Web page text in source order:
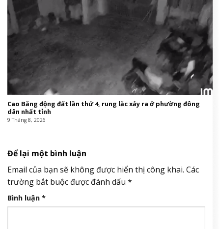
Cao Bằng động đất lần thứ 4, rung lắc xảy ra ở phường đông
dân nhất tỉnh
9 Tháng 8, 2026
Để lại một bình luận
Email của bạn sẽ không được hiển thị công khai. Các
trường bắt buộc được đánh dấu *
Bình luận *